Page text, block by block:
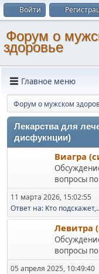
Войти
Форум о
здоровье
Главное меню
Форум о мужском
Лекарства для
дисфукнции)
Виагра
вопросы
11 марта 2026, 15:02:55
Ответ на: Кто
Левитра
вопросы
05 апреля 2025, 10:49:40